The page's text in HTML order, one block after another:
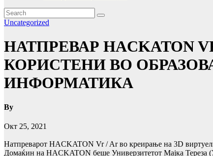
Uncategorized
НАТПРЕВАР HACKATON
КОРИСТЕНИ ВО
ИНФОРМАТИКА
By
Окт 25, 2021
Натпреварот HACKATON Vr / Ar во креирање на 3D
Домаќин на HACKATON беше Универзитетот Мајка Тереза